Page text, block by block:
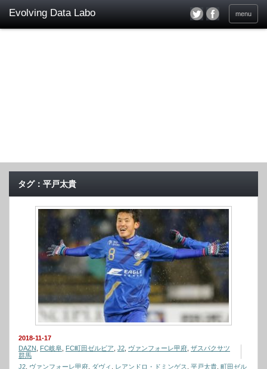
menu
タグ：平戸太貴
2018-11-17
DAZN
FC岐阜 FC町田ゼルビア J2 ヴァンフォーレ甲府 ザスパクサツ
群馬
J2 ヴァンフォーレ甲府 ダヴィ レアンドロ・ドミンゲス 平戸太貴 町田ゼル